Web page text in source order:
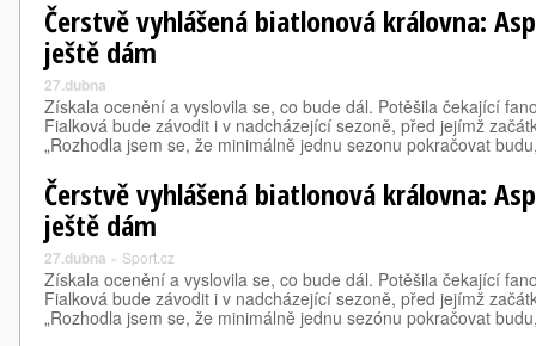
Čerstvě vyhlášená biatlonová královna:
ještě dám
27.dubna
Získala ocenění a vyslovila se, co bude dál. Potěšila čekající
Fialková bude závodit i v nadcházející sezoně, před jejímž
„Rozhodla jsem se, že minimálně jednu sezonu pokračovat
Čerstvě vyhlášená biatlonová královna:
ještě dám
27.dubna » Sport.cz
Získala ocenění a vyslovila se, co bude dál. Potěšila čekající
Fialková bude závodit i v nadcházející sezoně, před jejímž
„Rozhodla jsem se, že minimálně jednu sezónu pokračovat